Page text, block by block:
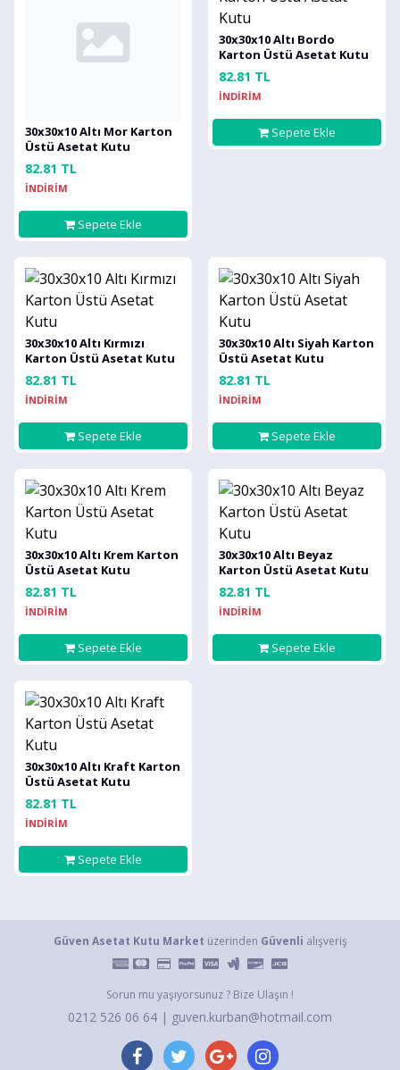
30x30x10 Altı Mor Karton
Üstü Asetat Kutu
82.81 TL
İNDİRİM
Sepete Ekle
30x30x10 Altı Bordo
Karton Üstü Asetat Kutu
82.81 TL
İNDİRİM
Sepete Ekle
30x30x10 Altı Kırmızı
Karton Üstü Asetat Kutu
82.81 TL
İNDİRİM
Sepete Ekle
30x30x10 Altı Siyah Karton
Üstü Asetat Kutu
82.81 TL
İNDİRİM
Sepete Ekle
30x30x10 Altı Krem Karton
Üstü Asetat Kutu
82.81 TL
İNDİRİM
Sepete Ekle
30x30x10 Altı Beyaz
Karton Üstü Asetat Kutu
82.81 TL
İNDİRİM
Sepete Ekle
30x30x10 Altı Kraft Karton
Üstü Asetat Kutu
82.81 TL
İNDİRİM
Sepete Ekle
Güven Asetat Kutu Market üzerinden Güvenli alışveriş
Sorun mu yaşıyorsunuz ? Bize Ulaşın !
0212 526 06 64 | guven.kurban@hotmail.com